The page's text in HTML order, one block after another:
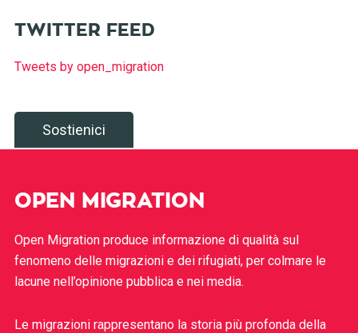
TWITTER FEED
Tweets by open_migration
Sostienici
OPEN MIGRATION
Open Migration produce informazione di qualità sul
fenomeno delle migrazioni e dei rifugiati, per colmare le
lacune nell’opinione pubblica e nei media.
Le migrazioni rappresentano la storia più profonda della